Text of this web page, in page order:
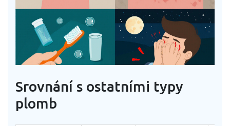
Srovnání s ostatními typy
plomb